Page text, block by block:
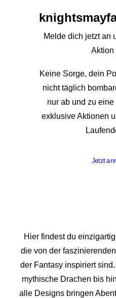
Melde dich jetzt an
Aktion
Keine Sorge, dein
nicht täglich
nur ab und zu
exklusive Aktionen
Jetzt
Hier findest du
die von der
der Fantasy inspiriert
mythische Drachen bis
alle Designs bringen